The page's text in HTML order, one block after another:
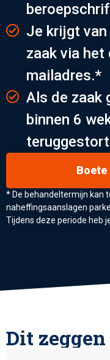
Je krijgt
zaak via het
mailadres.*
Als de zaak
binnen 6
Boete
* De behandeltermijn kan
naheffingsaanslagen
Tijdens deze periode heb
Dit